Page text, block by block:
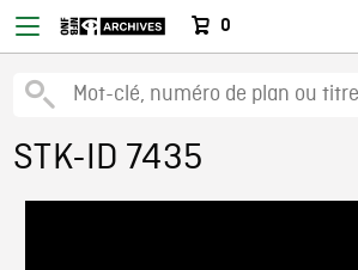
0
STK-ID 7435